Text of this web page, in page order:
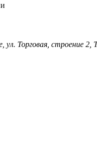
ул. Торговая, строение 2,